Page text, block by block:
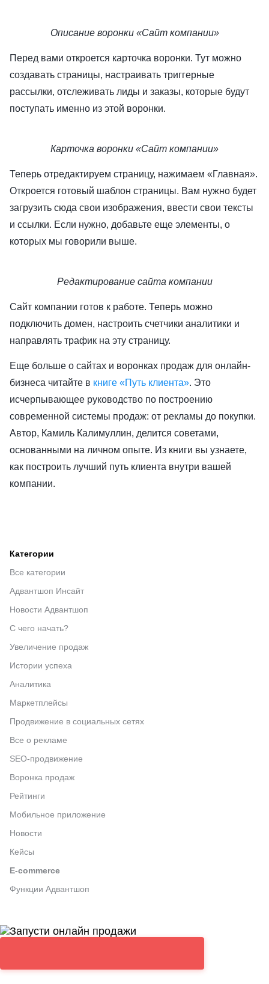
Категории
Все категории
Адвантшоп Инсайт
Новости Адвантшоп
С чего начать?
Увеличение продаж
Истории успеха
Аналитика
Маркетплейсы
Продвижение в социальных сетях
Все о рекламе
SEO-продвижение
Воронка продаж
Рейтинги
Мобильное приложение
Новости
Кейсы
E-commerce
Функции Адвантшоп
Описание воронки «Сайт компании»
Перед вами откроется карточка воронки. Тут можно
создавать страницы, настраивать триггерные
рассылки, отслеживать лиды и заказы, которые будут
поступать именно из этой воронки.
Карточка воронки «Сайт компании»
Теперь отредактируем страницу, нажимаем «Главная».
Откроется готовый шаблон страницы. Вам нужно будет
загрузить сюда свои изображения, ввести свои тексты
и ссылки. Если нужно, добавьте еще элементы, о
которых мы говорили выше.
Редактирование сайта компании
Сайт компании готов к работе. Теперь можно
подключить домен, настроить счетчики аналитики и
направлять трафик на эту страницу.
Еще больше о сайтах и воронках продаж для онлайн-
бизнеса читайте в книге «Путь клиента». Это
исчерпывающее руководство по построению
современной системы продаж: от рекламы до покупки.
Автор, Камиль Калимуллин, делится советами,
основанными на личном опыте. Из книги вы узнаете,
как построить лучший путь клиента внутри вашей
компании.